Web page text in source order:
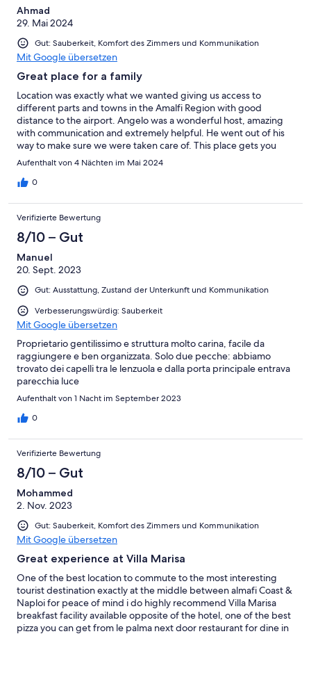
Ahmad
29. Mai 2024
Gut: Sauberkeit, Komfort des Zimmers und Kommunikation
Mit Google übersetzen
Great place for a family
Location was exactly what we wanted giving us access to
different parts and towns in the Amalfi Region with good
distance to the airport. Angelo was a wonderful host, amazing
with communication and extremely helpful. He went out of his
way to make sure we were taken care of. This place gets you
away from the touristy crowds and gives your family plenty of
Aufenthalt von 4 Nächten im Mai 2024
0
Verifizierte Bewertung
8/10 – Gut
Manuel
20. Sept. 2023
Gut: Ausstattung, Zustand der Unterkunft und Kommunikation
Verbesserungswürdig: Sauberkeit
Mit Google übersetzen
Proprietario gentilissimo e struttura molto carina, facile da
raggiungere e ben organizzata. Solo due pecche: abbiamo
trovato dei capelli tra le lenzuola e dalla porta principale entrava
parecchia luce
Aufenthalt von 1 Nacht im September 2023
0
Verifizierte Bewertung
8/10 – Gut
Mohammed
2. Nov. 2023
Gut: Sauberkeit, Komfort des Zimmers und Kommunikation
Mit Google übersetzen
Great experience at Villa Marisa
One of the best location to commute to the most interesting
tourist destination exactly at the middle between almafi Coast &
Naploi for peace of mind i do highly recommend Villa Marisa
breakfast facility available opposite of the hotel, one of the best
pizza you can get from le palma next door restaurant for dine in